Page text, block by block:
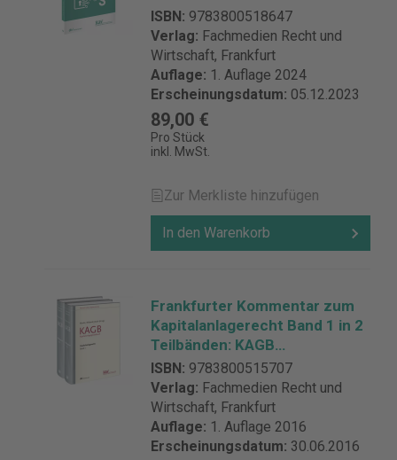
ISBN: 9783800518647
Verlag: Fachmedien Recht und
Wirtschaft, Frankfurt
Auflage: 1. Auflage 2024
Erscheinungsdatum: 05.12.2023
89,00 €
Pro Stück
inkl. MwSt.
Zur Merkliste hinzufügen
In den Warenkorb
Frankfurter Kommentar zum
Kapitalanlagerecht Band 1 in 2
Teilbänden: KAGB
(Kapitalanlagegesetzbuch)
ISBN: 9783800515707
Verlag: Fachmedien Recht und
Wirtschaft, Frankfurt
Auflage: 1. Auflage 2016
Erscheinungsdatum: 30.06.2016